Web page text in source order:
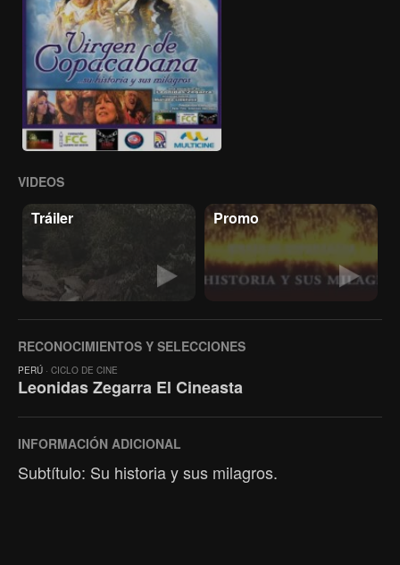
VIDEOS
Tráiler Promo
RECONOCIMIENTOS Y SELECCIONES
PERÚ · CICLO DE CINE
Leonidas Zegarra El Cineasta
INFORMACIÓN ADICIONAL
Subtítulo: Su historia y sus milagros.